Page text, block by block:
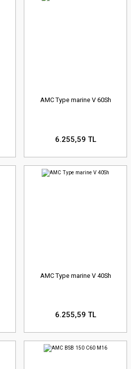
AMC Type marine V 60Sh
6.255,59 TL
AMC Type marine V 40Sh
6.255,59 TL